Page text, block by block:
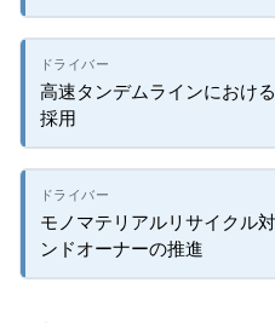
高速タンデムラインにおけ
採用
モノマテリアルリサイクル
ンドオーナーの推進